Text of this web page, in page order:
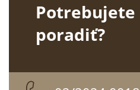
Potrebujete
poradiť?